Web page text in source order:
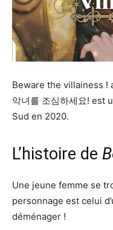
Beware the villainess !
악녀를 조심하세요! est
Sud en 2020.
L’histoire de
Une jeune femme se
personnage est celui
déménager !